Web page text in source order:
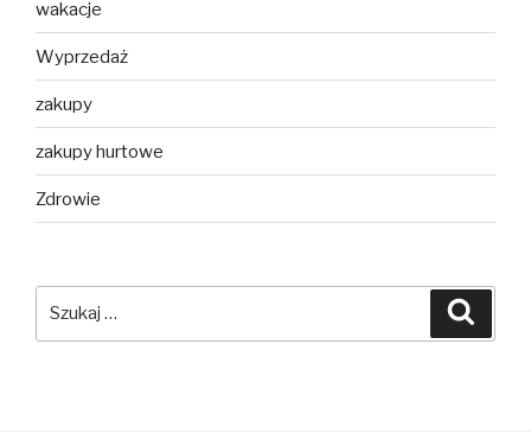
wakacje
Wyprzedaż
zakupy
zakupy hurtowe
Zdrowie